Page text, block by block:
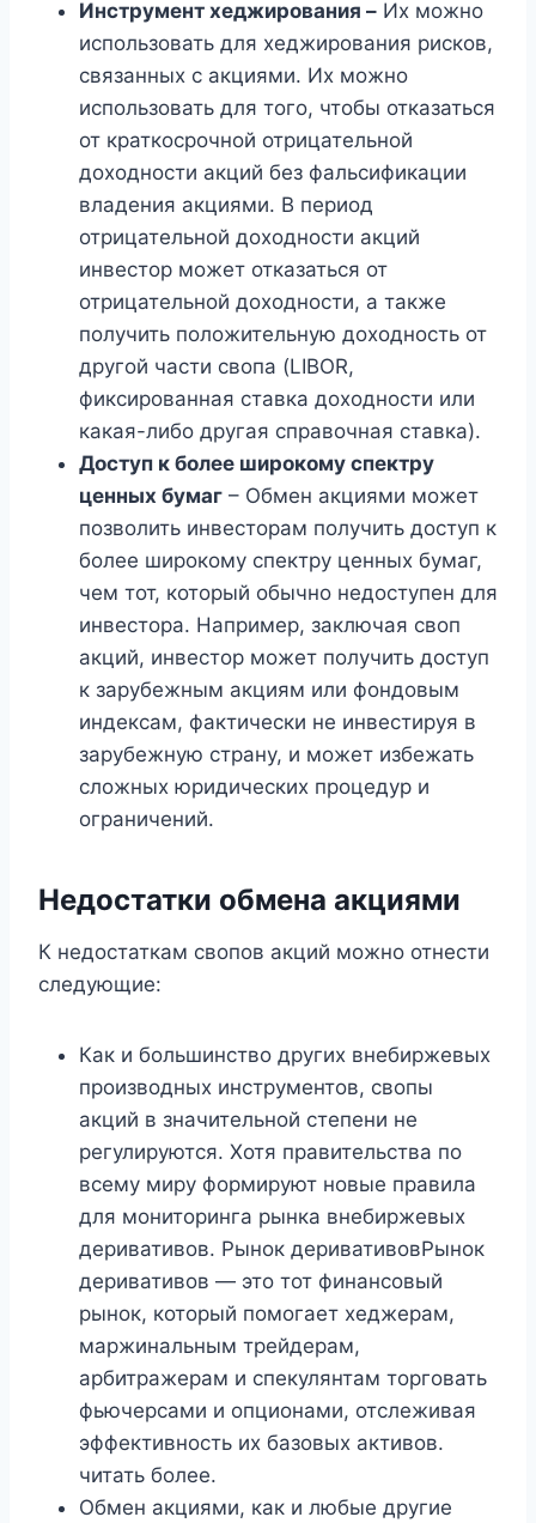
Инструмент хеджирования – Их можно
использовать для хеджирования рисков,
связанных с акциями. Их можно
использовать для того, чтобы отказаться
от краткосрочной отрицательной
доходности акций без фальсификации
владения акциями. В период
отрицательной доходности акций
инвестор может отказаться от
отрицательной доходности, а также
получить положительную доходность от
другой части свопа (LIBOR,
фиксированная ставка доходности или
какая-либо другая справочная ставка).
Доступ к более широкому спектру
ценных бумаг – Обмен акциями может
позволить инвесторам получить доступ к
более широкому спектру ценных бумаг,
чем тот, который обычно недоступен для
инвестора. Например, заключая своп
акций, инвестор может получить доступ
к зарубежным акциям или фондовым
индексам, фактически не инвестируя в
зарубежную страну, и может избежать
сложных юридических процедур и
ограничений.
Недостатки обмена акциями
К недостаткам свопов акций можно отнести
следующие:
Как и большинство других внебиржевых
производных инструментов, свопы
акций в значительной степени не
регулируются. Хотя правительства по
всему миру формируют новые правила
для мониторинга рынка внебиржевых
деривативов. Рынок деривативовРынок
деривативов — это тот финансовый
рынок, который помогает хеджерам,
маржинальным трейдерам,
арбитражерам и спекулянтам торговать
фьючерсами и опционами, отслеживая
эффективность их базовых активов.
читать более.
Обмен акциями, как и любые другие